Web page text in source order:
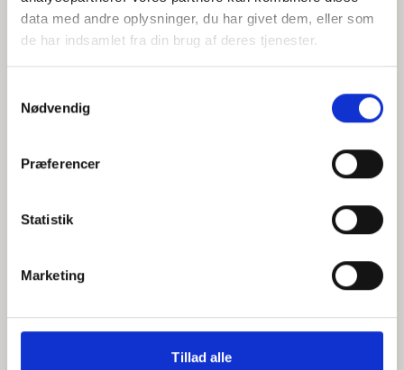
data med andre oplysninger, du har givet dem, eller som
de har indsamlet fra din brug af deres tjenester.
Nødvendig
Præferencer
Statistik
Marketing
Tillad alle
henhold tilprivatlivspolitikken
Hvem er CEPOS
Medarbejdere
ABCepos